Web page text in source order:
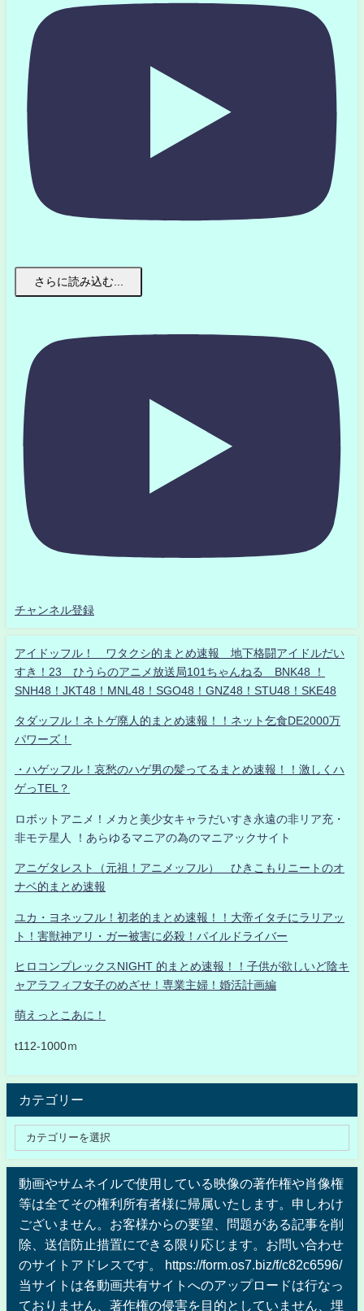
さらに読み込む...
チャンネル登録
アイドッフル！ ワタクシ的まとめ速報 地下格闘アイドルだい
すき！23 ひうらのアニメ放送局101ちゃんねる BNK48 ！
SNH48！JKT48！MNL48！SGO48！GNZ48！STU48！SKE48
タダッフル！ネトゲ廃人的まとめ速報！！ネット乞食DE2000万
パワーズ！
・ハゲッフル！哀愁のハゲ男の髪ってるまとめ速報！！激しくハ
ゲっTEL？
ロボットアニメ！メカと美少女キャラだいすき永遠の非リア充・
非モテ星人 ！あらゆるマニアの為のマニアックサイト
アニゲタレスト（元祖！アニメッフル） ひきこもりニートのオ
ナベ的まとめ速報
ユカ・ヨネッフル！初老的まとめ速報！！大帝イタチにラリアッ
ト！害獣神アリ・ガー被害に必殺！パイルドライバー
ヒロコンプレックスNIGHT 的まとめ速報！！子供が欲しいど陰キ
ャアラフィフ女子のめざせ！専業主婦！婚活計画編
萌えっとこあに！
t112-1000ｍ
カテゴリー
動画やサムネイルで使用している映像の著作権や肖像権
等は全てその権利所有者様に帰属いたします。申しわけ
ございません。お客様からの要望、問題がある記事を削
除、送信防止措置にできる限り応じます。お問い合わせ
のサイトアドレスです。 https://form.os7.biz/f/c82c6596/
当サイトは各動画共有サイトへのアップロードは行なっ
ておりません、著作権の侵害を目的としていません、埋